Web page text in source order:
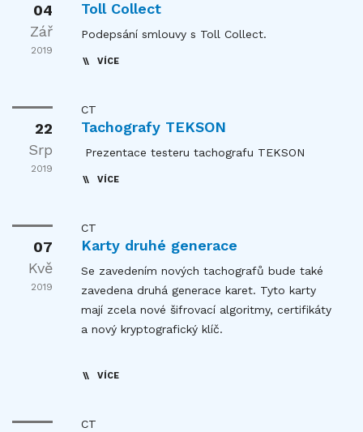
04
Zář
2019
Toll Collect
Podepsání smlouvy s Toll Collect.
VÍCE
22
Srp
2019
CT
Tachografy TEKSON
Prezentace testeru tachografu TEKSON
VÍCE
07
Kvě
2019
CT
Karty druhé generace
Se zavedením nových tachografů bude také
zavedena druhá generace karet. Tyto karty
mají zcela nové šifrovací algoritmy, certifikáty
a nový kryptografický klíč.
VÍCE
CT